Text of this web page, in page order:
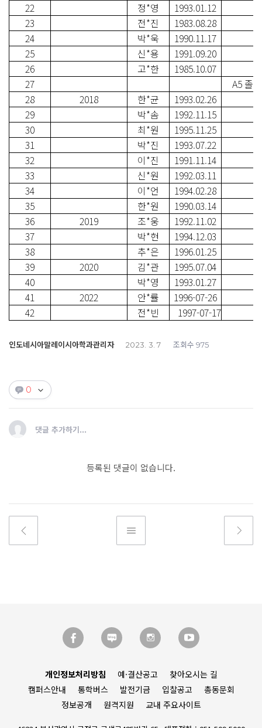
22
정*영
1993.01.12
23
전*진
1983.08.28
24
박*욱
1990.11.17
25
신*용
1991.09.20
26
고*한
1985.10.07
27
A5 졸
28
2018 한*균
1993.02.26
29
박*솜
1992.11.15
30
최*원
1995.11.25
31
박*진
1993.07.22
32
이*진
1991.11.14
33
신*원
1992.03.11
34
이*언
1994.02.28
35
한*원
1990.03.14
36
2019 조*웅
1992.11.02
37
박*현
1994.12.03
38
추*은
1996.01.25
39
2020 김*관
1995.07.04
40
박*영
1993.01.27
41
2022 안*률
1996-07-26
42
전*빈 1997-07-17
인도네시아말레이시아학과관리자 2023. 3. 7 조회수 975
0
댓글 추가하기...
등록된 댓글이 없습니다.
개인정보처리방침 예·결산공고
찾아오시는 길
캠퍼스안내
통학버스 발전기금 입찰공고
총동문회
정보공개
원격지원 교내 주요사이트